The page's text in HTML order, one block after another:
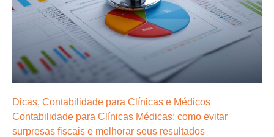
Dicas, Contabilidade para Clínicas e Médicos
Contabilidade para Clínicas Médicas: como evitar
surpresas fiscais e melhorar seus resultados